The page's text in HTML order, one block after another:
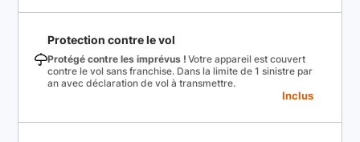
Protection contre le vol
Protégé contre les imprévus ! Votre appareil est couvert
contre le vol sans franchise. Dans la limite de 1 sinistre par
an avec déclaration de vol à transmettre.
Inclus